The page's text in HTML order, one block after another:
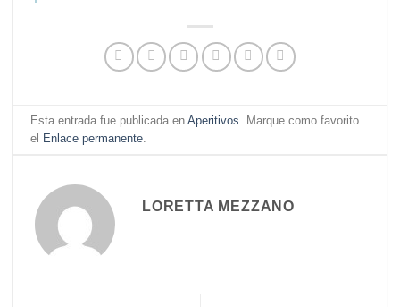
Esta entrada fue publicada enAperitivos . Marque como favorito
el Enlace permanente
LORETTA MEZZANO